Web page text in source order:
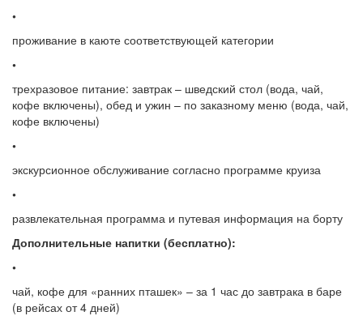
•
проживание в каюте соответствующей категории
•
трехразовое питание: завтрак – шведский стол (вода, чай,
кофе включены), обед и ужин – по заказному меню (вода, чай,
кофе включены)
•
экскурсионное обслуживание согласно программе круиза
•
развлекательная программа и путевая информация на борту
Дополнительные напитки (бесплатно):
•
чай, кофе для «ранних пташек» – за 1 час до завтрака в баре
(в рейсах от 4 дней)